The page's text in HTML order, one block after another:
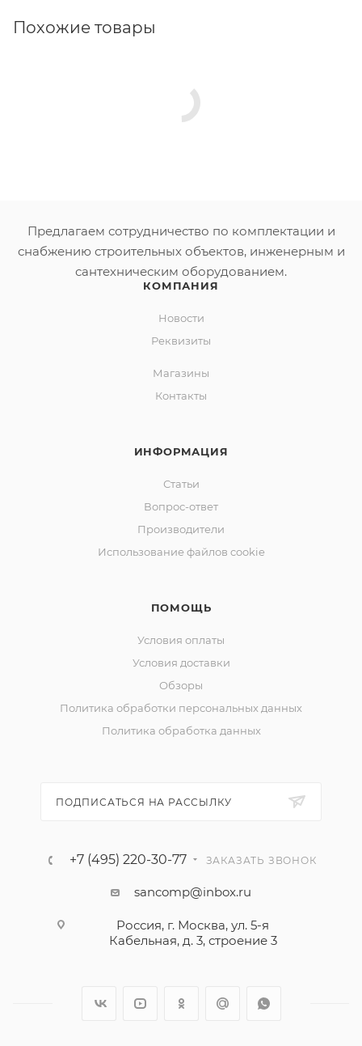
Похожие товары
Предлагаем сотрудничество по комплектации и
снабжению строительных объектов, инженерным и
сантехническим оборудованием.
КОМПАНИЯ
Новости
Реквизиты
Магазины
Контакты
ИНФОРМАЦИЯ
Статьи
Вопрос-ответ
Производители
Использование файлов cookie
ПОМОЩЬ
Условия оплаты
Условия доставки
Обзоры
Политика обработки персональных данных
Политика обработка данных
ПОДПИСАТЬСЯ НА РАССЫЛКУ
+7 (495) 220-30-77 ЗАКАЗАТЬ ЗВОНОК
sancomp@inbox.ru
Россия, г. Москва, ул. 5-я
Кабельная, д. 3, строение 3